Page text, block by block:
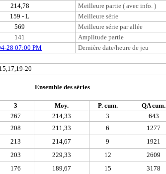
214,78 Meilleure partie ( avec info. )
159 - L Meilleure série
569 Meilleure série par allée
141 Amplitude partie
28 07:00 PM Dernière date/heure de jeu
20
Ensemble des séries
3 Moy. P. cum. QA cum.
267 214,33 3 643
208 211,33 6 1277
213 214,67 9 1921
203 229,33 12 2609
176 189,67 15 3178